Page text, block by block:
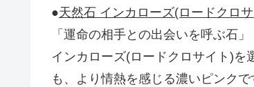
●天然石 インカローズ(ロードクロ
「運命の相手との出会いを呼ぶ石」
インカローズ(ロードクロサイト)を
も、より情熱を感じる濃いピンクで